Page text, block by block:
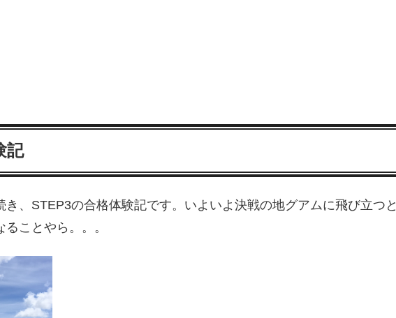
記
、STEP3の合格体験記です。いよいよ決戦の地グアムに飛び立つと
ことやら。。。